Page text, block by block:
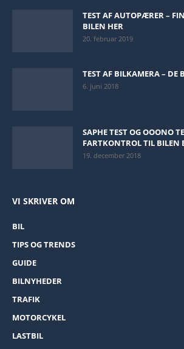
TEST AF AUTOPÆRER –
BILEN HER
20. februar 2019
TEST AF BILKAMERA – DE
6. juni 2018
SAPHE TEST OG OOONO
FARTKONTROL TIL BILEN
19. december 2018
VI SKRIVER OM
BIL
TIPS OG TRENDS
GUIDE
BILNYHEDER
TRAFIK
MOTORCYKEL
LASTBIL